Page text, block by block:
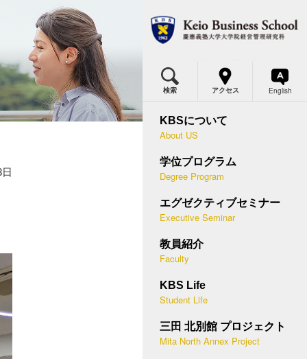
検索 アクセス English
KBSについて
About US
の価値
携
メディア
学位プログラム
Degree Program
MBA
体得できる力・2年間の流れ
カリキュラム・各科目の概要
国際プログラム
デュアル・ディグリープログラム
説明会・授業見学会
キャリア支援
在学生・修了生の声
学費・奨学制度
エグゼクティブセミナー
Executive Seminar
ナー概要
員
法
教員紹介
Faculty
KBS Life
Student Life
三田 北別館 プロジェクト
Mita North Annex Project